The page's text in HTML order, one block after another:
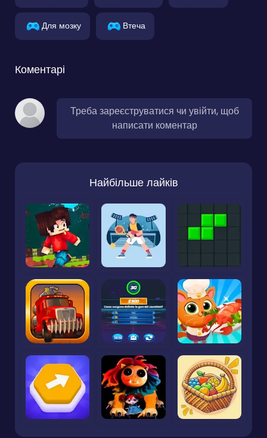
Для мозку Втеча
Коментарі
Треба зареєструватися чи увійти, щоб
написати коментар
Найбільше лайків